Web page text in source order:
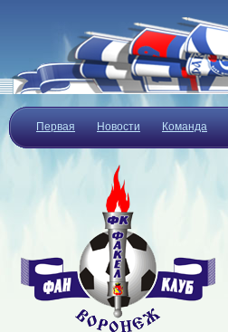
Первая Новости Команда